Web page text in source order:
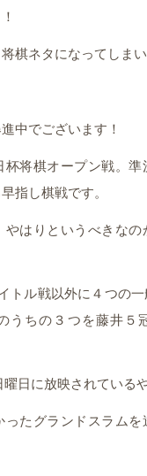
棋ネタになってしま
中でございます！
杯将棋オープン戦。準
指し棋戦です。
やはりというべきな
トル戦以外に４つの
うちの３つを藤井５
日に放映されている
ったグランドスラムを